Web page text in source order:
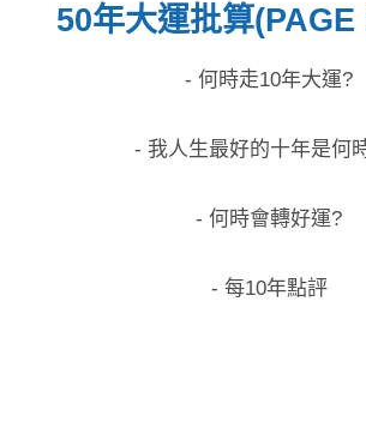
50年大運批算(PAGE
- 何時走10年大運?
- 我人生最好的十年是何
- 何時會轉好運?
- 每10年點評